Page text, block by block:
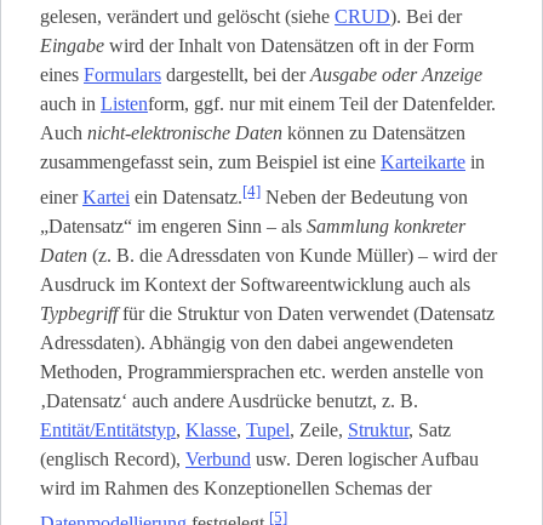
gelesen, verändert und gelöscht (siehe CRUD). Bei der
Eingabe wird der Inhalt von Datensätzen oft in der Form
eines Formulars dargestellt, bei derAusgabe oder Anzeige
auch in Listen­form, ggf. nur mit einem Teil der Datenfelder.
Auch nicht-elektronische Daten können zu Datensätzen
zusammengefasst sein, zum Beispiel ist eine Karteikarte in
einerKartei ein Datensatz.[4] Neben der Bedeutung von
„Datensatz“ im engeren Sinn – als Sammlung konkreter
Daten (z. B. die Adressdaten von Kunde Müller) – wird der
Ausdruck im Kontext der Softwareentwicklung auch als
Typbegrifffür die Struktur von Daten verwendet (Datensatz
Adressdaten). Abhängig von den dabei angewendeten
Methoden, Programmiersprachen etc. werden anstelle von
‚Datensatz‘ auch andere Ausdrücke benutzt, z. B.
Entität/Entitätstyp, Klasse, Tupel, Zeile, Struktur, Satz
(englisch Record), Verbund usw. Deren logischer Aufbau
wird im Rahmen des Konzeptionellen Schemas der
[5]